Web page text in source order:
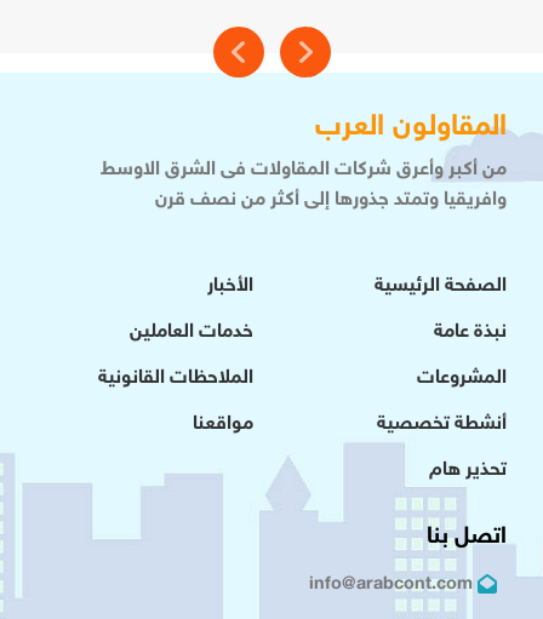
المقاولون العرب
من أكبر وأعرق شركات المقاولات فى الشرق الاوسط
وافريقيا وتمتد جذورها إلى أكثر من نصف قرن
الصفحة الرئيسية
نبذة عامة
المشروعات
أنشطة تخصصية
تحذير هام
الأخبار
خدمات العاملين
الملاحظات القانونية
مواقعنا
اتصل بنا
info@arabcont.com